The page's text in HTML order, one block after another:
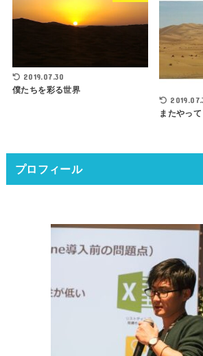
2019.07.30
僕たちを彩る世界
またやっ
プロフィール